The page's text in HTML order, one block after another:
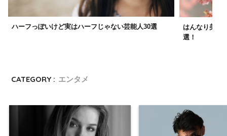
ハーフっぽいけど実はハーフじゃない芸能人30選
はんなり美人
選！
CATEGORY : エンタメ